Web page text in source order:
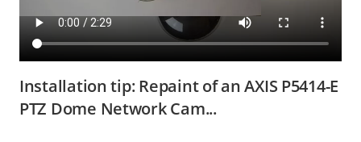
Installation tip: Repaint of an AXIS P5414-E
PTZ Dome Network Cam...